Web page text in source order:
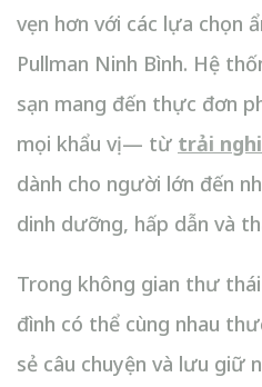
vẹn hơn với các lựa chọn
Pullman Ninh Bình. Hệ
sạn mang đến thực đơn
mọi khẩu vị — từ trải
dành cho người lớn đến
dinh dưỡng, hấp dẫn và
Trong không gian thư
đình có thể cùng nhau
sẻ câu chuyện và lưu giữ